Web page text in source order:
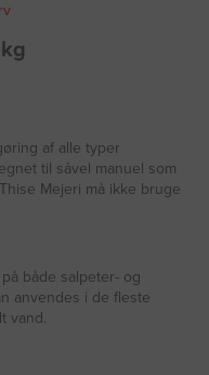
af alle typer
til såvel manuel som
Mejeri må ikke bruge
både salpeter- og
anvendes i de fleste
vand.